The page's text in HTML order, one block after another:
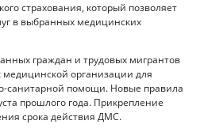
страхования, который позволяет
в выбранных медицинских
граждан и трудовых мигрантов
медицинской организации для
санитарной помощи. Новые правила
прошлого года. Прикрепление
срока действия ДМС.